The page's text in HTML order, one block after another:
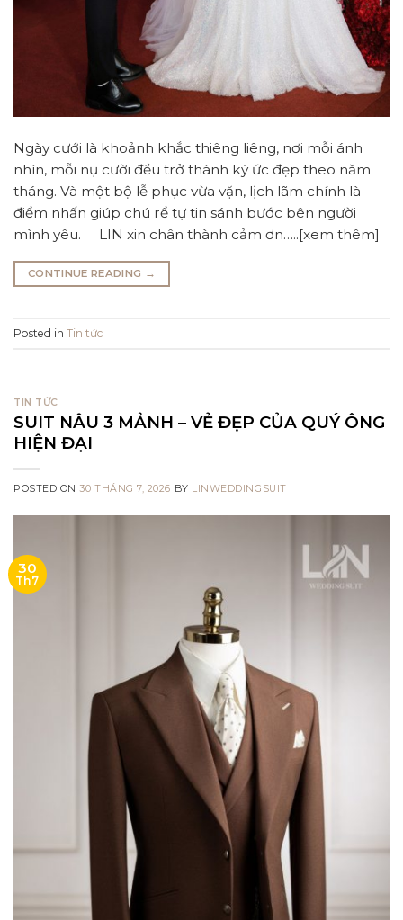
Ngày cưới là khoảnh khắc thiêng liêng, nơi mỗi ánh
nhìn, mỗi nụ cười đều trở thành ký ức đẹp theo năm
tháng. Và một bộ lễ phục vừa vặn, lịch lãm chính là
điểm nhấn giúp chú rể tự tin sánh bước bên người
mình yêu. LIN xin chân thành cảm ơn…..[xem thêm]
CONTINUE READING →
Posted in Tin tức
TIN TỨC
SUIT NÂU 3 MẢNH – VẺ ĐẸP CỦA QUÝ ÔNG
HIỆN ĐẠI
POSTED ON30 THÁNG 7, 2026 BY LINWEDDINGSUIT
30
Th7